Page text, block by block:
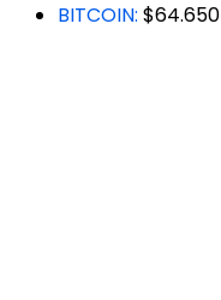
BITCOIN: $64.650